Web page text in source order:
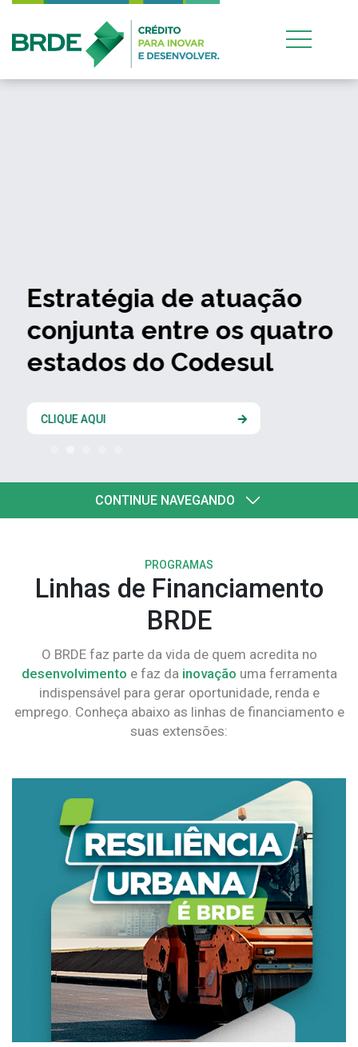
Estratégia de atuação
conjunta entre os quatro
estados do Codesul
CLIQUE AQUI
CONTINUE NAVEGANDO
PROGRAMAS
Linhas de Financiamento
BRDE
O BRDE faz parte da vida de quem acredita no
desenvolvimento e faz da inovação uma ferramenta
indispensável para gerar oportunidade, renda e
emprego. Conheça abaixo as linhas de financiamento e
suas extensões: